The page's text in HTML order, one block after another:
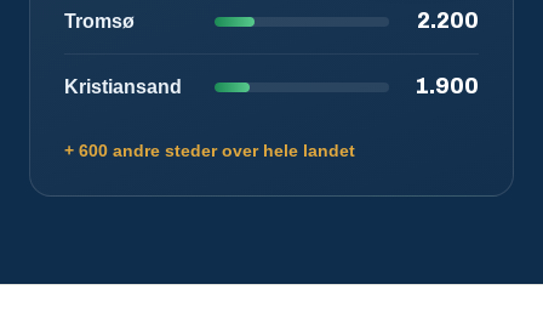
Tromsø 2.200
Kristiansand 1.900
+ 600 andre steder over hele landet